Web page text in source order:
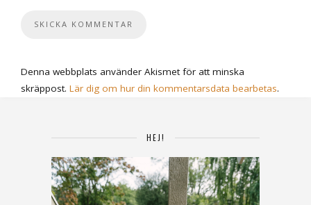
Denna webbplats använder Akismet för att minska
skräppost. Lär dig om hur din kommentarsdata bearbetas.
HEJ!